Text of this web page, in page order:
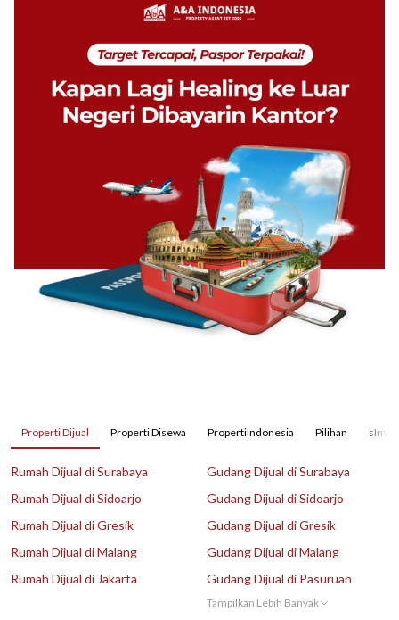
Properti Dijual Properti Disewa PropertiIndonesia Pilihan
Rumah Dijual di Surabaya
Rumah Dijual di Sidoarjo
Rumah Dijual di Gresik
Rumah Dijual di Malang
Rumah Dijual di Jakarta
Gudang Dijual di Surabaya
Gudang Dijual di Sidoarjo
Gudang Dijual di Gresik
Gudang Dijual di Malang
Gudang Dijual di Pasuruan
Tampilkan Lebih Banyak